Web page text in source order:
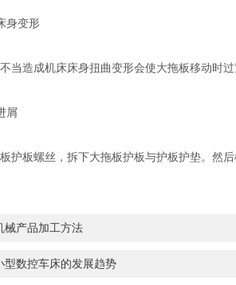
变形
造成机床床身扭曲变形会使大拖板移动时过
屑
板螺丝，拆下大拖板护板与护板护垫。然后
械产品加工方法
型数控车床的发展趋势